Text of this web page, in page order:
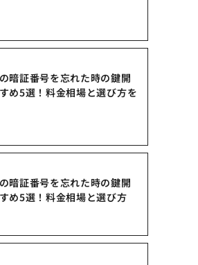
暗証番号を忘れた時の鍵開
め5選！料金相場と選び方を
暗証番号を忘れた時の鍵開
め5選！料金相場と選び方